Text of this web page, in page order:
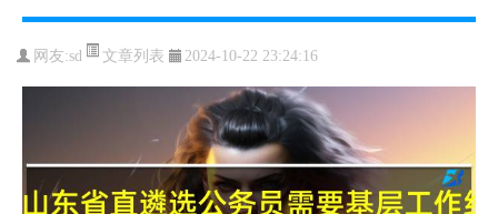
网友:sd 文章列表 2024-10-22 23:24:16